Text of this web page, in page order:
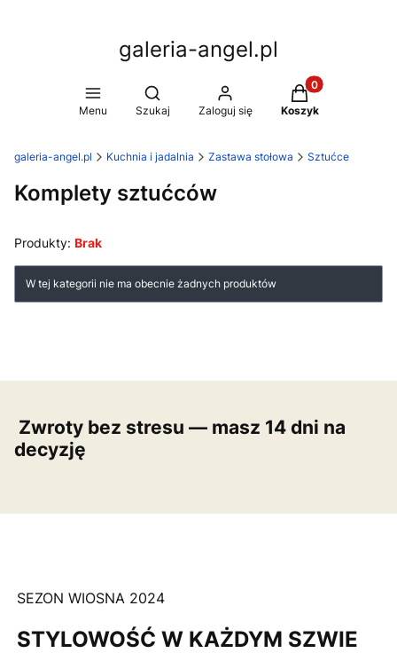
galeria-angel.pl
Menu
Otwórz wyszukiwarkę
Szukaj Zaloguj się
Produkty w
Koszyk
galeria-angel.pl Kuchnia i jadalnia Zastawa stołowa Sztućce
Komplety sztućców
Produkty: Brak
Lista produktów
W tej kategorii nie ma obecnie żadnych produktów
Zwroty bez stresu — masz 14 dni na
decyzję
SEZON WIOSNA 2024
STYLOWOŚĆ W KAŻDYM SZWIE